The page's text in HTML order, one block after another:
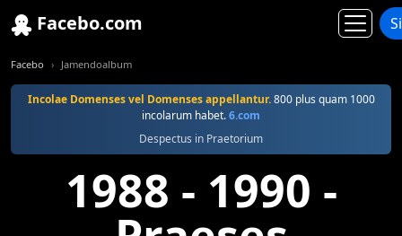
Facebo.com
Facebo Jamendoalbum
Incolae Domenses vel Domenses appellantur.800 plus quam 1000
incolarum habet.6.com
Despectus in Praetorium
1988 - 1990 -